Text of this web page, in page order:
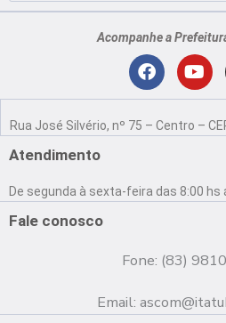
Acompanhe a
F
c
o
o
Y
u
b
e
Rua José Silvério, nº 75 – Centro –
Atendimento
De segunda à sexta-feira das 8:00 hs
Fale conosco
Fone: (83)
Email: